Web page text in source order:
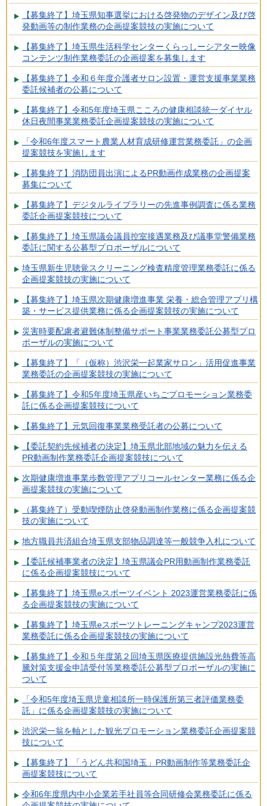
【募集終了】埼玉県知事選挙における啓発物のデザイン及び啓
発動画等の制作業務の企画提案競技の実施について
【募集終了】埼玉県生活科学センターくらっしーシアター映像
コンテンツ制作業務委託の企画提案を募集します
【募集終了】令和６年度介護者サロン設置・運営支援事業業務
委託候補者の公募について
【募集終了】令和5年度埼玉県こころの健康相談統一ダイヤル
休日夜間事業業務委託企画提案競技の実施について
「令和6年度スマート農業人材育成研修運営業務委託」の企画
提案競技を実施します
【募集終了】消防団員出演によるPR動画作成業務の企画提案
募集について
【募集終了】デジタルライブラリーの先進事例調査に係る業務
委託企画提案競技について
【募集終了】埼玉県議会議員控室接遇業務及び議事堂警備業務
委託に関する公募型プロポーザルについて
埼玉県新生児聴覚スクリーニング検査精度管理業務委託に係る
企画提案競技の実施について
【募集終了】埼玉県次期健康増進事業 栄養・総合管理アプリ構
築・サービス提供業務に係る企画提案競技の実施について
災害時要配慮者避難体制整備サポート事業業務委託公募型プロ
ポーザルの実施について
【募集終了】「（仮称）渋沢栄一起業家サロン」活用促進事業
業務委託の企画提案競技の実施について
【募集終了】令和5年度埼玉県産いちごプロモーション業務委
託に係る企画提案競技について
【募集終了】元気回復事業業務受託者の公募について
【委託契約先候補者の決定】埼玉県北部地域の魅力を伝える
PR動画制作業務委託企画提案競技について
次期健康増進事業歩数管理アプリコールセンター業務に係る企
画提案競技の実施について
（募集終了）受動喫煙防止啓発動画制作業務に係る企画提案競
技の実施について
地方職員共済組合埼玉県支部物品調達等一般競争入札について
【委託候補事業者の決定】埼玉県議会PR用動画制作業務委託
に係る企画提案競技について
【募集終了】埼玉県eスポーツイベント 2023運営業務委託に係
る企画提案競技の実施について
【募集終了】埼玉県eスポーツトレーニングキャンプ2023運営
業務委託に係る企画提案競技の実施について
【募集終了】令和５年度第２回埼玉県医療提供施設光熱費等高
騰対策支援金申請受付等業務委託公募型プロポーザルの実施に
ついて
「令和5年度埼玉県児童相談所一時保護所第三者評価業務委
託」に係る企画提案競技の実施について
渋沢栄一翁を軸とした観光プロモーション業務委託企画提案競
技について
【募集終了】「うどん共和国埼玉」PR動画制作等業務委託企
画提案競技について
令和6年度県内中小企業若手社員等合同研修会業務委託に係る